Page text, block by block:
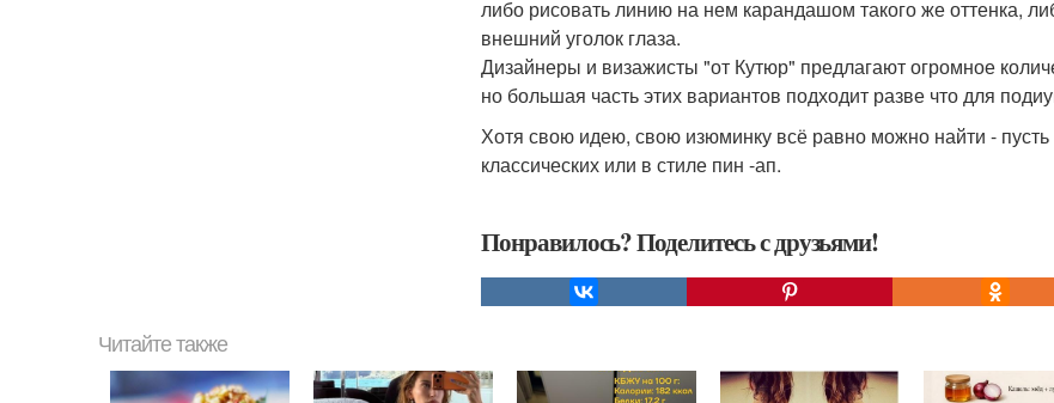
либо рисовать линию на нем карандашом такого же оттенка,
внешний уголок глаза.
Дизайнеры и визажисты "от Кутюр" предлагают огромное
но большая часть этих вариантов подходит разве что для
Хотя свою идею, свою изюминку всё равно можно найти -
классических или в стиле пин -ап.
Понравилось? Поделитесь с друзьями!
Читайте также